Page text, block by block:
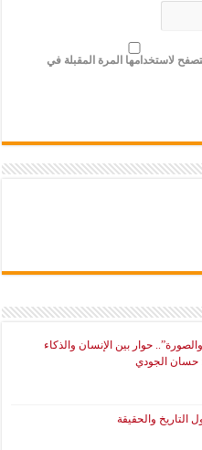
لاستخدامها المرة المقبلة في
حوار بين الإنسان والذكاء
حسان الجودي